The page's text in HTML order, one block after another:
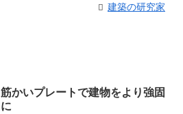
建築の研究家
筋かいプレートで建物をより強固
に